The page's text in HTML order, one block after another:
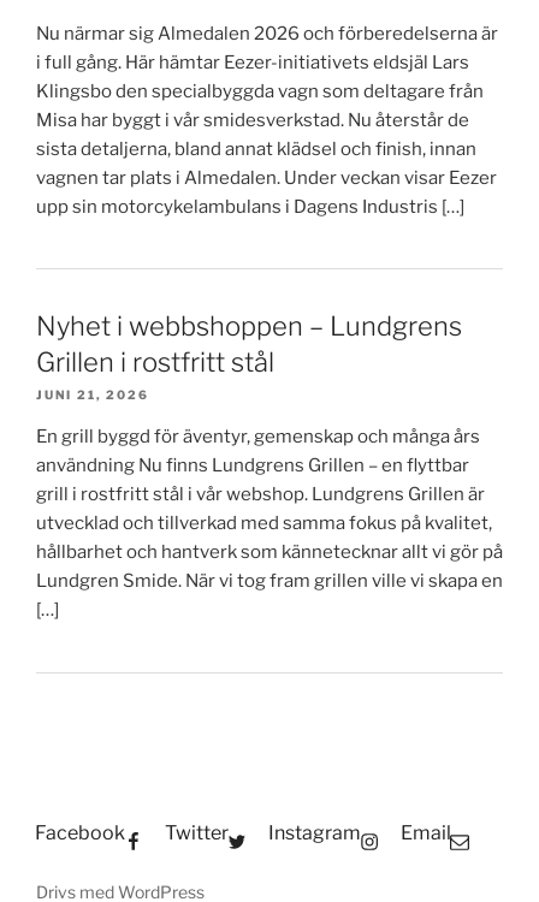
Nu närmar sig Almedalen 2026 och förberedelserna är
i full gång. Här hämtar Eezer-initiativets eldsjäl Lars
Klingsbo den specialbyggda vagn som deltagare från
Misa har byggt i vår smidesverkstad. Nu återstår de
sista detaljerna, bland annat klädsel och finish, innan
vagnen tar plats i Almedalen. Under veckan visar Eezer
upp sin motorcykelambulans i Dagens Industris […]
Nyhet i webbshoppen – Lundgrens
Grillen i rostfritt stål
JUNI 21, 2026
En grill byggd för äventyr, gemenskap och många års
användning Nu finns Lundgrens Grillen – en flyttbar
grill i rostfritt stål i vår webshop. Lundgrens Grillen är
utvecklad och tillverkad med samma fokus på kvalitet,
hållbarhet och hantverk som kännetecknar allt vi gör på
Lundgren Smide. När vi tog fram grillen ville vi skapa en
[…]
Facebook Twitter Instagram Email
Drivs med WordPress